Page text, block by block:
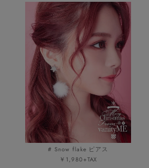
# Snow flake ピアス
￥1,980+TAX